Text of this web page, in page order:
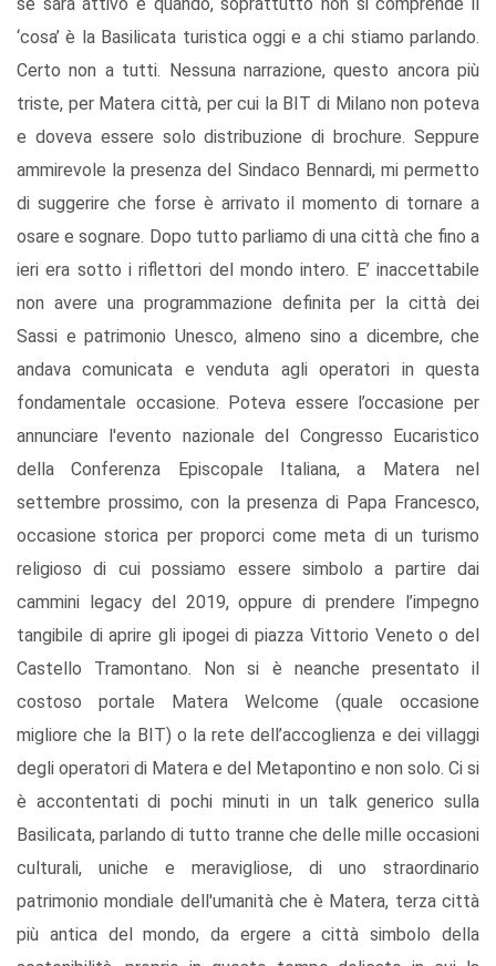
se sarà attivo e quando, soprattutto non si comprende il
‘cosa’ è la Basilicata turistica oggi e a chi stiamo parlando.
Certo non a tutti. Nessuna narrazione, questo ancora più
triste, per Matera città, per cui la BIT di Milano non poteva
e doveva essere solo distribuzione di brochure. Seppure
ammirevole la presenza del Sindaco Bennardi, mi permetto
di suggerire che forse è arrivato il momento di tornare a
osare e sognare. Dopo tutto parliamo di una città che fino a
ieri era sotto i riflettori del mondo intero. E’ inaccettabile
non avere una programmazione definita per la città dei
Sassi e patrimonio Unesco, almeno sino a dicembre, che
andava comunicata e venduta agli operatori in questa
fondamentale occasione. Poteva essere l’occasione per
annunciare l'evento nazionale del Congresso Eucaristico
della Conferenza Episcopale Italiana, a Matera nel
settembre prossimo, con la presenza di Papa Francesco,
occasione storica per proporci come meta di un turismo
religioso di cui possiamo essere simbolo a partire dai
cammini legacy del 2019, oppure di prendere l’impegno
tangibile di aprire gli ipogei di piazza Vittorio Veneto o del
Castello Tramontano. Non si è neanche presentato il
costoso portale Matera Welcome (quale occasione
migliore che la BIT) o la rete dell’accoglienza e dei villaggi
degli operatori di Matera e del Metapontino e non solo. Ci si
è accontentati di pochi minuti in un talk generico sulla
Basilicata, parlando di tutto tranne che delle mille occasioni
culturali, uniche e meravigliose, di uno straordinario
patrimonio mondiale dell'umanità che è Matera, terza città
più antica del mondo, da ergere a città simbolo della